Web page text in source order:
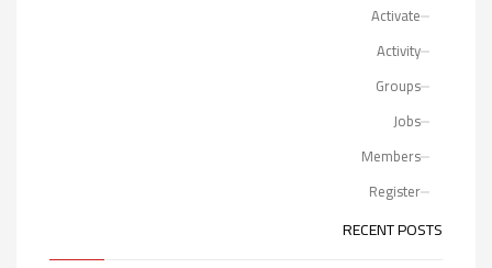
Activate
Activity
Groups
Jobs
Members
Register
RECENT POSTS